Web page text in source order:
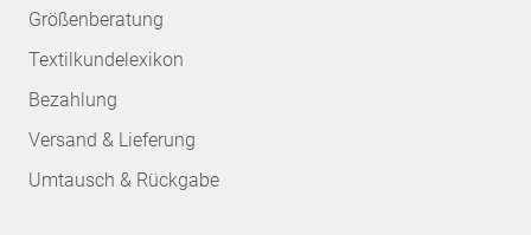
Größenberatung
Textilkundelexikon
Bezahlung
Versand & Lieferung
Umtausch & Rückgabe